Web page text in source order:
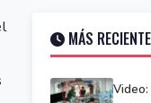
MÁS
Video: